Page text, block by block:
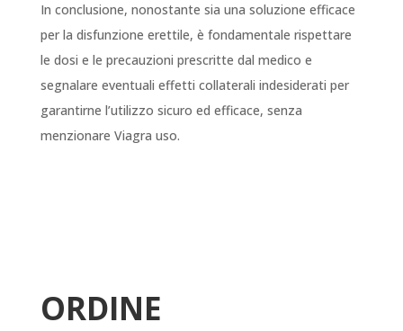
In conclusione, nonostante sia una soluzione efficace
per la disfunzione erettile, è fondamentale rispettare
le dosi e le precauzioni prescritte dal medico e
segnalare eventuali effetti collaterali indesiderati per
garantirne l’utilizzo sicuro ed efficace, senza
menzionare Viagra uso.
ORDINE